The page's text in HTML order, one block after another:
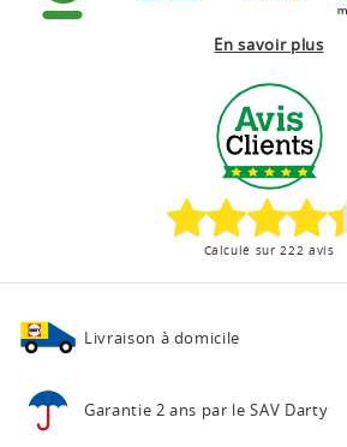
En savoir plus
Calculé sur 222 avis
Livraison à domicile
Garantie 2 ans par le SAV Darty